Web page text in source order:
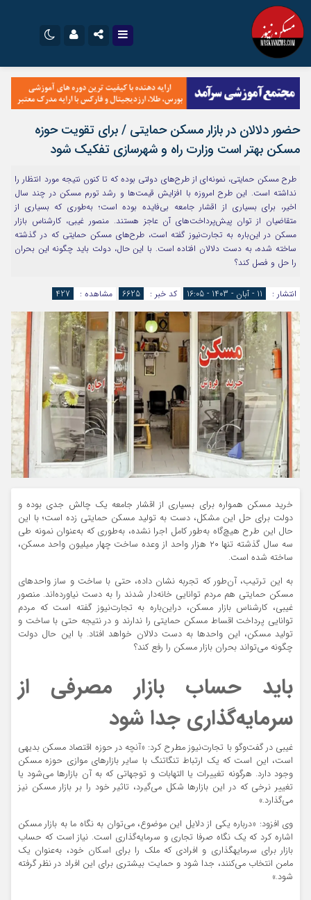
اینستاگرام
تلگرام
سروش
ایتا
آپارات
اپلیکیشن
نام کاربری یا نشانی ایمیل
رمز عبور
مرا به خاطر بسپار
حضور دلالان در بازار مسکن حمایتی / برای تقویت حوزه
مسکن بهتر است وزارت راه و شهرسازی تفکیک شود
طرح مسکن‌ حمایتی، نمونه‌ای از طرح‌های دولتی بوده که تا کنون نتیجه مورد انتظار را
نداشته است. این طرح امروزه با افزایش قیمت‌ها و رشد تورم مسکن در چند سال
اخیر، برای بسیاری از اقشار جامعه بی‌فایده بوده است؛ به‌طوری که بسیاری از
متقاضیان از توان پیش‌پرداخت‌های آن عاجز هستند. منصور غیبی، کارشناس بازار
مسکن در این‌باره به تجارت‌نیوز گفته است، طرح‌های مسکن حمایتی که در گذشته
ساخته شده، به دست دلالان افتاده است. با این حال، دولت باید چگونه این بحران
را حل و فصل کند؟
انتشار : 11 - آبان - 1403 - 16:05 کد خبر : 6625 مشاهده : 427
خرید مسکن همواره برای بسیاری از اقشار جامعه یک چالش جدی بوده و
دولت برای حل این مشکل، دست به تولید مسکن حمایتی زده است؛ با این
حال این طرح هیچ‌گاه به‌طور کامل اجرا نشده، به‌طوری که به‌عنوان نمونه طی
سه سال گذشته تنها ۲۰ هزار واحد از وعده ساخت چهار میلیون واحد مسکن،
ساخته شده است.
به این ترتیب، آن‌طور که تجربه نشان داده، حتی با ساخت و ساز واحدهای
مسکن حمایتی هم مردم توانایی خانه‌دار شدند را به دست نیاورده‌اند. منصور
غیبی، کارشناس بازار مسکن، دراین‌باره به تجارت‌نیوز گفته است که مردم
توانایی پرداخت اقساط مسکن حمایتی را ندارند و در نتیجه حتی با ساخت و
تولید مسکن، این واحدها به دست دلالان خواهد افتاد. با این حال دولت
چگونه می‌تواند بحران بازار مسکن را رفع کند؟
باید حساب بازار مصرفی از
سرمایه‌گذاری جدا شود
غیبی در گفت‌وگو با تجارت‌نیوز مطرح کرد: «آنچه در حوزه اقتصاد مسکن بدیهی
است، این است که یک ارتباط تنگاتنگ با سایر بازارهای موازی حوزه مسکن
وجود دارد. هرگونه تغییرات یا التهابات و توجهاتی که به آن بازارها می‌شود یا
تغییر نرخی که در این بازارها شکل می‌گیرد، تاثیر خود را بر بازار مسکن نیز
می‌گذارد.»
وی افزود: «درباره یکی از دلایل این موضوع، می‌توان به نگاه ما به بازار مسکن
اشاره کرد که یک نگاه صرفا تجاری و سرمایه‌گذاری است. نیاز است که حساب
بازار برای سرمایه‎گذاری و افرادی که ملک را برای اسکان خود، به‌عنوان یک
مامن انتخاب می‌کنند، جدا شود و حمایت بیشتری برای این افراد در نظر گرفته
شود.»